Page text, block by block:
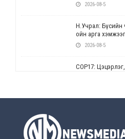
2026-08-5
Н.Учрал: Бүсийн
ойн арга
2026-08-5
СОР17: Цэцэрлэг,
2026-08-5